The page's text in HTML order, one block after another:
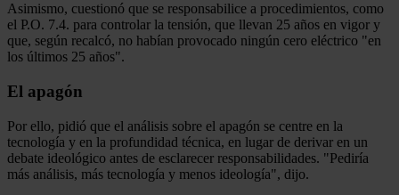
Asimismo, cuestionó que se responsabilice a procedimientos, como
el P.O. 7.4. para controlar la tensión, que llevan 25 años en vigor y
que, según recalcó, no habían provocado ningún cero eléctrico "en
los últimos 25 años".
El apagón
Por ello, pidió que el análisis sobre el apagón se centre en la
tecnología y en la profundidad técnica, en lugar de derivar en un
debate ideológico antes de esclarecer responsabilidades. "Pediría
más análisis, más tecnología y menos ideología", dijo.